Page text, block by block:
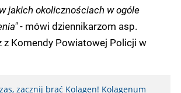
jakich okolicznościach w ogóle
- mówi dziennikarzom asp.
z Komendy Powiatowej Policji w
zacznij brać Kolagen! Kolagenum